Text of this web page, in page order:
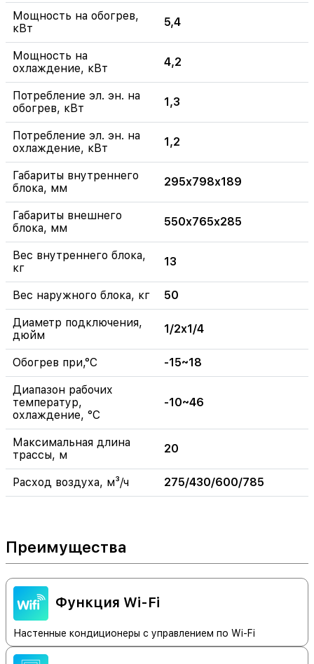
Мощность на обогрев,
кВт
5,4
Мощность на
охлаждение, кВт
4,2
Потребление эл. эн. на
обогрев, кВт
1,3
Потребление эл. эн. на
охлаждение, кВт
1,2
Габариты внутреннего
блока, мм
295x798x189
Габариты внешнего
блока, мм
550x765x285
Вес внутреннего блока,
кг
13
Вес наружного блока, кг 50
Диаметр подключения,
дюйм
1/2x1/4
Обогрев при,°C -15~18
Диапазон рабочих
температур,
охлаждение, °C
-10~46
Максимальная длина
трассы, м
20
Расход воздуха, м³/ч 275/430/600/785
Преимущества
Функция Wi-Fi
Настенные кондиционеры c управлением по Wi-Fi